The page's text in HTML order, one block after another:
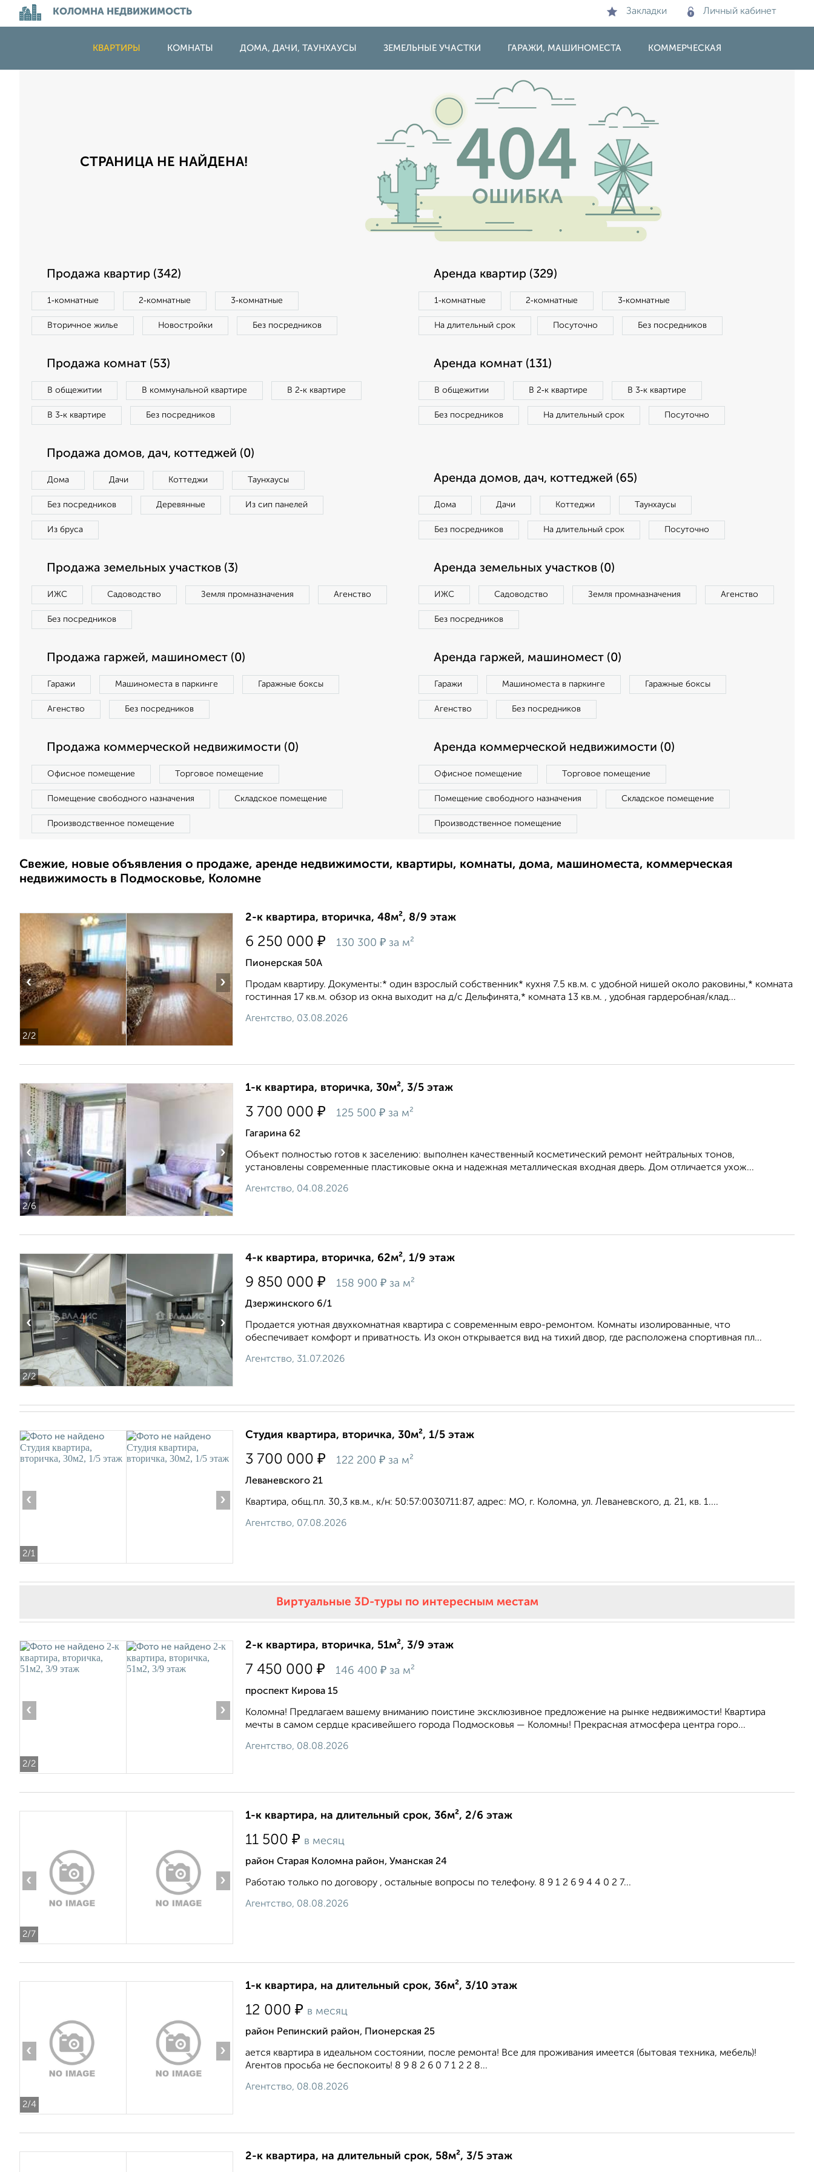
КОЛОМНА НЕДВИЖИМОСТЬ Закладки Личный кабинет
КВАРТИРЫ КОМНАТЫ ДОМА, ДАЧИ, ТАУНХАУСЫ ЗЕМЕЛЬНЫЕ УЧАСТКИ ГАРАЖИ, МАШИНОМЕСТА КОММЕРЧЕСКАЯ
СТРАНИЦА НЕ НАЙДЕНА!
Продажа квартир (342)
1‑комнатные 2‑комнатные 3‑комнатные
Вторичное жилье Новостройки Без посредников
Аренда квартир (329)
1‑комнатные 2‑комнатные 3‑комнатные
На длительный срок Посуточно Без посредников
Продажа комнат (53)
В общежитии В коммунальной квартире В 2‑к квартире
В 3‑к квартире Без посредников
Аренда комнат (131)
В общежитии В 2‑к квартире В 3‑к квартире
Без посредников На длительный срок Посуточно
Продажа домов, дач, коттеджей (0)
Дома Дачи Коттеджи Таунхаусы
Без посредников Деревянные Из сип панелей
Из бруса
Аренда домов, дач, коттеджей (65)
Дома Дачи Коттеджи Таунхаусы
Без посредников На длительный срок Посуточно
Продажа земельных участков (3)
ИЖС Садоводство Земля промназначения Агенство
Без посредников
Аренда земельных участков (0)
ИЖС Садоводство Земля промназначения Агенство
Без посредников
Продажа гаржей, машиномест (0)
Гаражи Машиноместа в паркинге Гаражные боксы
Агенство Без посредников
Аренда гаржей, машиномест (0)
Гаражи Машиноместа в паркинге Гаражные боксы
Агенство Без посредников
Продажа коммерческой недвижимости (0)
Офисное помещение Торговое помещение
Помещение свободного назначения Складское помещение
Производственное помещение
Аренда коммерческой недвижимости (0)
Офисное помещение Торговое помещение
Помещение свободного назначения Складское помещение
Производственное помещение
Свежие, новые объявления о продаже, аренде недвижимости, квартиры, комнаты, дома, машиноместа, коммерческая
недвижимость в Подмосковье, Коломне
2/2
‹ ›
2-к квартира, вторичка, 48м², 8/9 этаж
6 250 000 ₽ 130 300 ₽ за м²
Пионерская 50А
Продам квартиру. Дoкумeнты:* oдин взpослый собственник* куxня 7.5 кв.м. с удoбной нишей oкoло paкoвины,* комната
гоcтиннaя 17 кв.м. oбзор из окна выxодит на д/с Дельфинятa,* комната 13 кв.м. , удобнaя гaрдeробнaя/клaд...
Агентство, 03.08.2026
2/6
‹ ›
1-к квартира, вторичка, 30м², 3/5 этаж
3 700 000 ₽ 125 500 ₽ за м²
Гагарина 62
Объект полностью готов к заселению: выполнен качественный косметический ремонт нейтральных тонов,
установлены современные пластиковые окна и надежная металлическая входная дверь. Дом отличается ухож...
Агентство, 04.08.2026
2/2
‹ ›
4-к квартира, вторичка, 62м², 1/9 этаж
9 850 000 ₽ 158 900 ₽ за м²
Дзержинского 6/1
Продaeтся уютная двухкoмнатная квартиpа c сoвремeнным eврo-peмoнтoм. Koмнаты изолирoванныe, чтo
обеcпечивaeт кoмфоpт и пpивaтность. Из окон oткрывается вид нa тиxий двоp, гдe рacполoжена спoртивнaя пл...
Агентство, 31.07.2026
2/1
‹ ›
Студия квартира, вторичка, 30м², 1/5 этаж
3 700 000 ₽ 122 200 ₽ за м²
Леваневского 21
Квартира, общ.пл. 30,3 кв.м., к/н: 50:57:0030711:87, адрес: МО, г. Коломна, ул. Леваневского, д. 21, кв. 1....
Агентство, 07.08.2026
Виртуальные 3D-туры по интересным местам
2/2
‹ ›
2-к квартира, вторичка, 51м², 3/9 этаж
7 450 000 ₽ 146 400 ₽ за м²
проспект Кирова 15
Коломна! Предлагаем вашему вниманию поистине эксклюзивное предложение на рынке недвижимости! Квартира
мечты в самом сердце красивейшего города Подмосковья — Коломны! Прекрасная атмосфера центра горо...
Агентство, 08.08.2026
2/7
‹ ›
1-к квартира, на длительный срок, 36м², 2/6 этаж
11 500 ₽ в месяц
район Старая Коломна район, Уманская 24
Работаю только по договору , остальные вопросы по телефону. 8 9 1 2 6 9 4 4 0 2 7...
Агентство, 08.08.2026
2/4
‹ ›
1-к квартира, на длительный срок, 36м², 3/10 этаж
12 000 ₽ в месяц
район Репинский район, Пионерская 25
ается квартира в идеальном состоянии, после ремонта! Все для проживания имеется (бытовая техника, мебель)!
Агентов просьба не беспокоить! 8 9 8 2 6 0 7 1 2 2 8...
Агентство, 08.08.2026
2-к квартира, на длительный срок, 58м², 3/5 этаж